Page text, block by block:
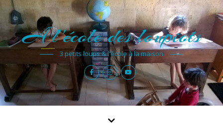
A l'école des loupiots
3 petits loups & l'école à la maison